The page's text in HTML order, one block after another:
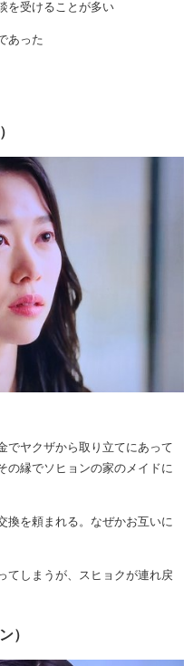
を受けることが多い
あった
でヤクザから取り立てにあって
の縁でソヒョンの家のメイドに
換を頼まれる。なぜかお互いに
てしまうが、スヒョクが連れ戻
）